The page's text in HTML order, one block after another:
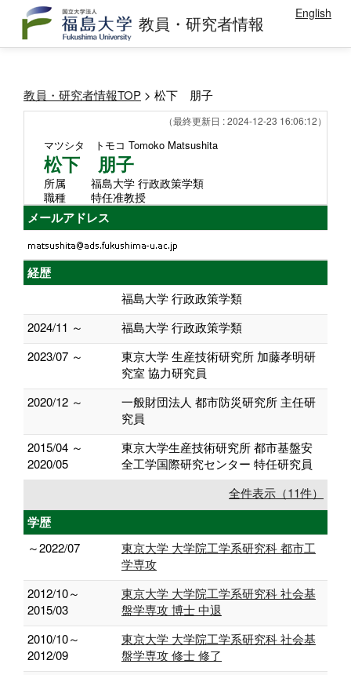
教員・研究者情報 English
教員・研究者情報TOP > 松下 朋子
（最終更新日 : 2024-12-23 16:06:12）
マツシタ トモコ Tomoko Matsushita
松下 朋子
所属
福島大学 行政政策学類
職種
特任准教授
メールアドレス
経歴
福島大学 行政政策学類
2024/11 ～
福島大学 行政政策学類
2023/07 ～
東京大学 生産技術研究所 加藤孝明研
究室 協力研究員
2020/12 ～
一般財団法人 都市防災研究所 主任研
究員
2015/04 ～
2020/05
東京大学生産技術研究所 都市基盤安
全工学国際研究センター 特任研究員
全件表示（11件）
学歴
～2022/07
東京大学 大学院工学系研究科 都市工
学専攻
2012/10～
2015/03
東京大学 大学院工学系研究科 社会基
盤学専攻 博士 中退
2010/10～
2012/09
東京大学 大学院工学系研究科 社会基
盤学専攻 修士 修了